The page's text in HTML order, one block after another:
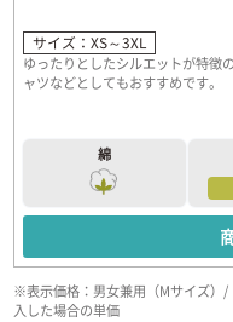
サイズ：XS～3XL
ゆったりとしたシルエットが特徴
ャツなどとしてもおすすめです。
綿
※表示価格：男女兼用（Mサイズ）
入した場合の単価